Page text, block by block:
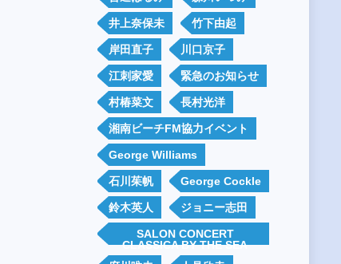
井上奈保未 竹下由起
岸田直子 川口京子
江刺家愛 緊急のお知らせ
村椿菜文 長村光洋
湘南ビーチFM協力イベント
George Williams
石川茱帆 George Cockle
鈴木英人 ジョニー志田
SALON CONCERT
CLASSICA BY THE SEA